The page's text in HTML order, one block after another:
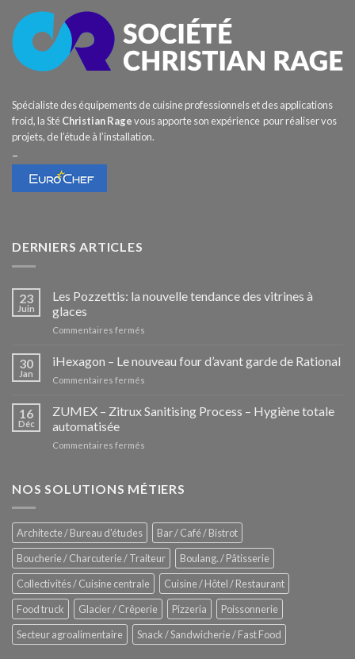
Spécialiste des équipements de cuisine professionnels et des applications
froid, la StéChristian Ragevous apporte son expérience pour réaliser vos
projets, de l’étude à l’installation.
–
DERNIERS ARTICLES
23
Juin
Les Pozzettis: la nouvelle tendance des vitrines à
glaces
Commentaires fermés
Pozzettis:
la
des
30
Jan
iHexagon – Le nouveau four d’avant garde de Rational
Commentaires fermés
–
Le
de
16
Déc
ZUMEX – Zitrux Sanitising Process – Hygiène totale
automatisée
Commentaires fermés
Zitrux
–
Hygiène
totale
automatisée
NOS SOLUTIONS MÉTIERS
Architecte / Bureau d'études
Bar / Café / Bistrot
Boucherie / Charcuterie / Traiteur
Boulang. / Pâtisserie
Collectivités / Cuisine centrale
Cuisine / Hôtel / Restaurant
Food truck
Glacier / Crêperie Pizzeria
Poissonnerie
Secteur agroalimentaire
Snack / Sandwicherie / Fast Food